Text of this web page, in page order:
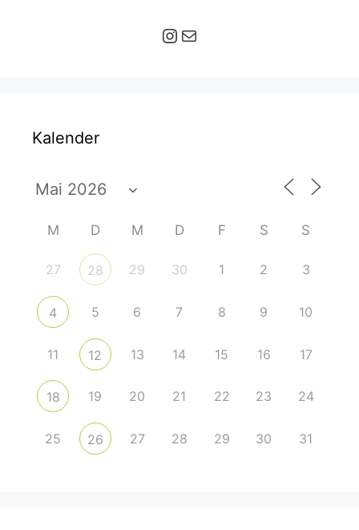
Instagram E-Mail
Kalender
M D M D F S S
27 28 29 30 1 2 3
4 5 6 7 8 9 10
11 12 13 14 15 16 17
18 19 20 21 22 23 24
25 26 27 28 29 30 31